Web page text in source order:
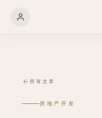
所有文章
房地产开发